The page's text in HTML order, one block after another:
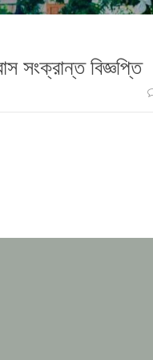
সংক্রান্ত বিজ্ঞপ্তি